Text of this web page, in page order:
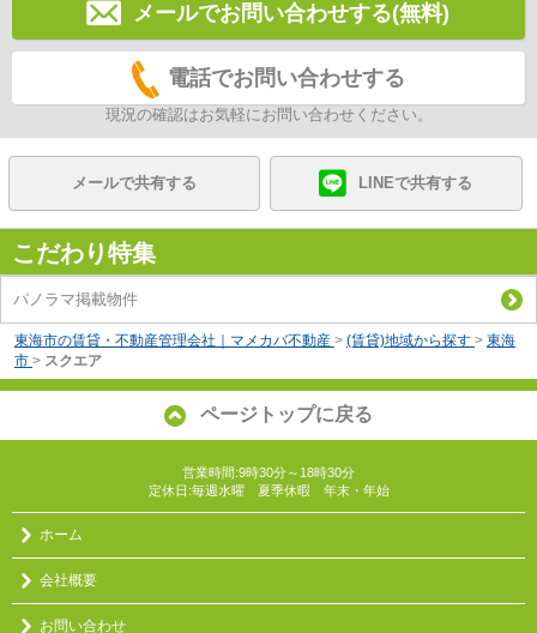
メールでお問い合わせする(無料)
電話でお問い合わせする
現況の確認はお気軽にお問い合わせください。
メールで共有する LINEで共有する
こだわり特集
パノラマ掲載物件
東海市の賃貸・不動産管理会社｜マメカバ不動産 > (賃貸)地域から探す > 東海
市 > スクエア
ページトップに戻る
営業時間:9時30分～18時30分
定休日:毎週水曜 夏季休暇 年末・年始
ホーム
会社概要
お問い合わせ